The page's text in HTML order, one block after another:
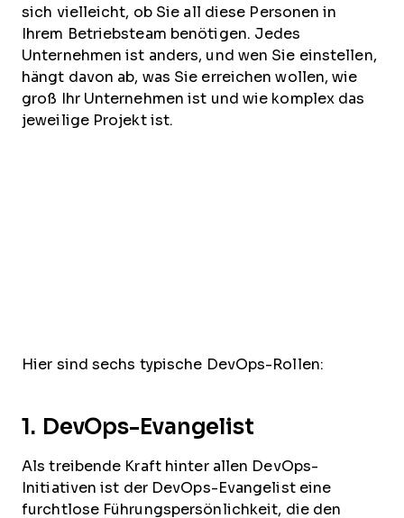
sich vielleicht, ob Sie all diese Personen in
Ihrem Betriebsteam benötigen. Jedes
Unternehmen ist anders, und wen Sie einstellen,
hängt davon ab, was Sie erreichen wollen, wie
groß Ihr Unternehmen ist und wie komplex das
jeweilige Projekt ist.
Hier sind sechs typische DevOps-Rollen:
1. DevOps-Evangelist
Als treibende Kraft hinter allen DevOps-
Initiativen ist der DevOps-Evangelist eine
furchtlose Führungspersönlichkeit, die den